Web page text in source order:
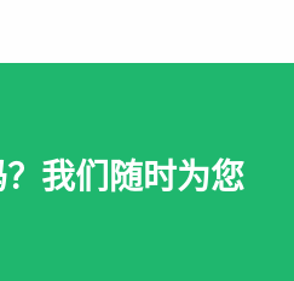
我们随时为您